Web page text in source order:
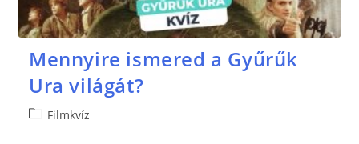
Mennyire ismered a Gyűrűk
Ura világát?
Filmkvíz